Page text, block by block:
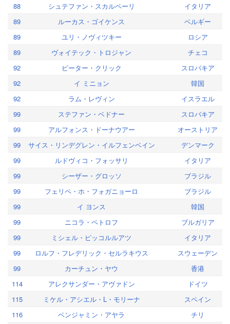
88
シュテファン・スカルペーリ
イタリア
89
ルーカス・ゴイケンス
ベルギー
89
ユリ・ノヴィツキー
ロシア
89
ヴォイテック・トロジャン
チェコ
92
ピーター・クリック
スロバキア
92
イ ミニョン
韓国
92
ラム・レヴィン
イスラエル
99
ステファン・ベドナー
スロバキア
99
アルフォンス・ドーナウアー
オーストリア
99
サイス・リンデグレン・イルフェンベイン
デンマーク
99
ルドヴィコ・フォッサリ
イタリア
99
シーザー・グロッソ
ブラジル
99
フェリペ・ホ・フォガニョーロ
ブラジル
99
イ ヨンス
韓国
99
ニコラ・ペトロフ
ブルガリア
99
ミシェル・ピッコルルアツ
イタリア
99
ロルフ・フレデリック・セルラキウス
スウェーデン
99
カーチュン・ヤウ
香港
114
アレクサンダー・アヴァドン
ドイツ
115
ミケル・アシエル・L・モリーナ
スペイン
116
ベンジャミン・アヤラ
チリ